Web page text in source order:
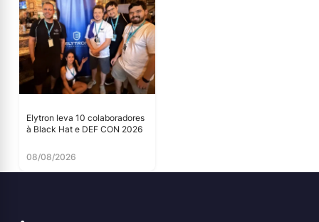
Elytron leva 10 colaboradores
à Black Hat e DEF CON 2026
08/08/2026